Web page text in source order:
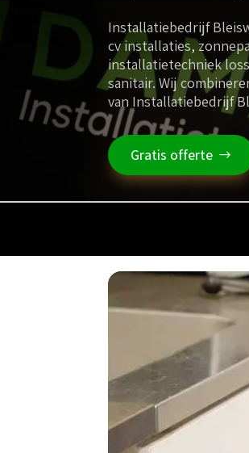
Installatiebedrijf
cv installaties,
installatietechniek
sanitair. Wij
van Installatiebedrijf
Gratis offerte